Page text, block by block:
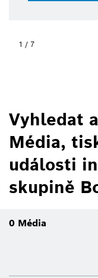
1 / 7
Vyhledat
Média,
události
skupině
0 Média